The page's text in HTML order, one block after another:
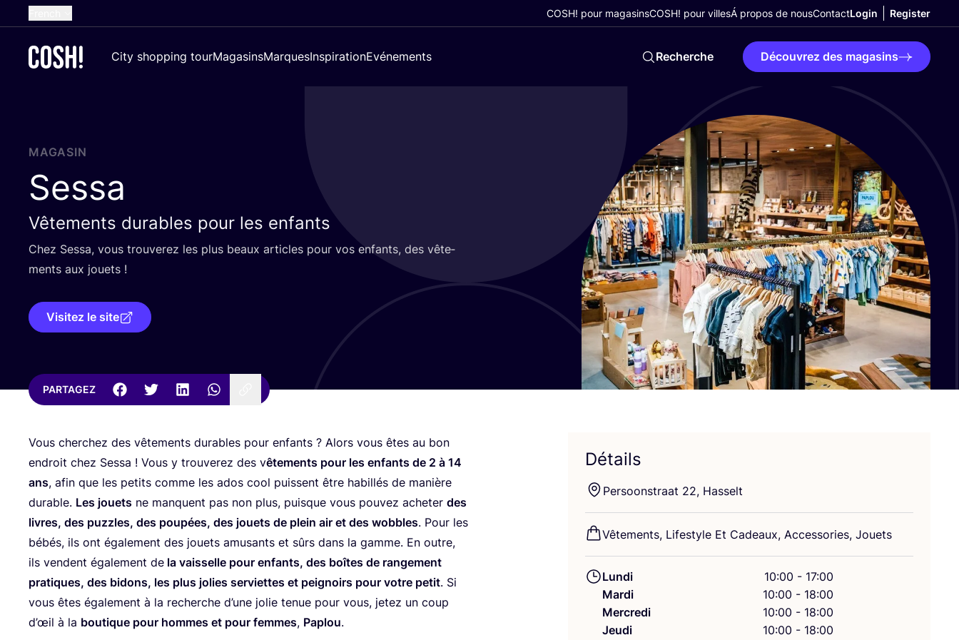
Dutch
Croatian
COSH! pour magasinsCOSH! pour villesÁ propos de nousContactLogin Register
City shopping tourMagasinsMarquesInspirationEvénements Recherche Découvrez des magasins
MAGASIN
Sessa
Vêtements durables pour les enfants
Chez Ses­sa, vous trou­ve­rez les plus beaux articles pour vos enfants, des vête­
ments aux jouets !
Visitez le site
PARTAGEZ
Vous cher­chez des vête­ments durables pour enfants ? Alors vous êtes au bon
endroit chez Ses­sa ! Vous y trou­ve­rez des vête­ments pour les enfants de 2 à 14
ans, afin que les petits comme les ados cool puissent être habillés de manière
durable. Les jouets ne manquent pas non plus, puisque vous pou­vez ache­ter des
livres, des puzzles, des pou­pées, des jouets de plein air et des wobbles. Pour les
bébés, ils ont éga­le­ment des jouets amu­sants et sûrs dans la gamme. En outre,
ils vendent éga­le­ment de la vais­selle pour enfants, des boîtes de ran­ge­ment
pra­tiques, des bidons, les plus jolies ser­viettes et pei­gnoirs pour votre petit. Si
vous êtes éga­le­ment à la recherche d’une jolie tenue pour vous, jetez un coup
d’œil à la bou­tique pour hommes et pour femmes, Paplou.
Détails
Per­soons­traat 22, Hasselt
Vête­ments, Life­style Et Cadeaux, Acces­so­ries, Jouets
Lundi
10:00 - 17:00
Mardi
10:00 - 18:00
Mercredi
10:00 - 18:00
Jeudi
10:00 - 18:00